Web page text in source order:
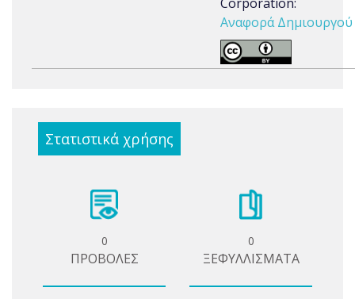
Αναφορά Δημιουργού
Στατιστικά χρήσης
0
ΠΡΟΒΟΛΕΣ
0
ΞΕΦΥΛΛΙΣΜΑΤΑ